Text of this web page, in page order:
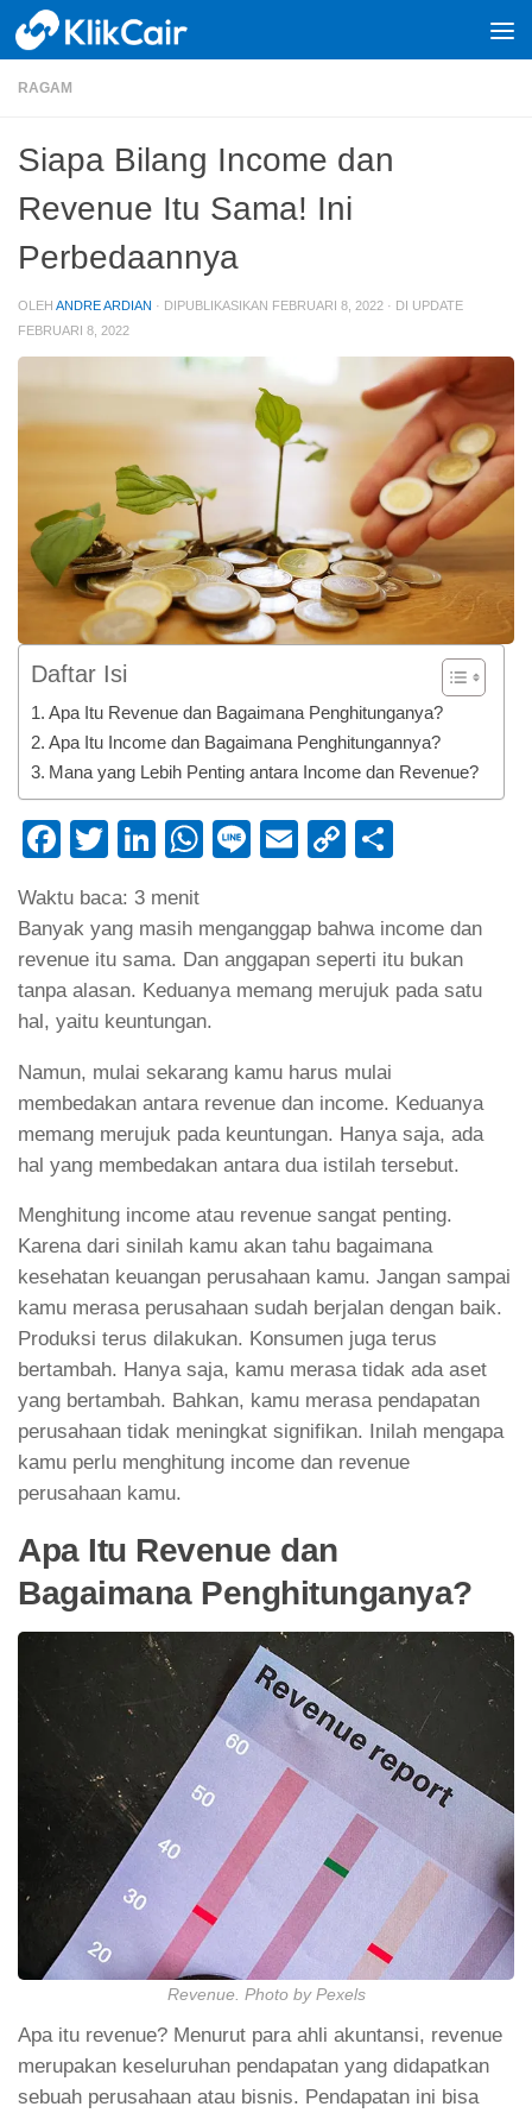
Skip to content
RAGAM
Siapa Bilang Income dan
Revenue Itu Sama! Ini
Perbedaannya
OLEH ANDRE ARDIAN · DIPUBLIKASIKAN FEBRUARI 8, 2022 · DI UPDATE
FEBRUARI 8, 2022
Daftar Isi
Apa Itu Revenue dan Bagaimana Penghitunganya?
Apa Itu Income dan Bagaimana Penghitungannya?
Mana yang Lebih Penting antara Income dan Revenue?
Facebook
TwitterLinkedIn
WhatsApp
LineEmailCopy
Waktu baca: 3 menit
Banyak yang masih menganggap bahwa income dan
revenue itu sama. Dan anggapan seperti itu bukan
tanpa alasan. Keduanya memang merujuk pada satu
hal, yaitu keuntungan.
Namun, mulai sekarang kamu harus mulai
membedakan antara revenue dan income. Keduanya
memang merujuk pada keuntungan. Hanya saja, ada
hal yang membedakan antara dua istilah tersebut.
Menghitung income atau revenue sangat penting.
Karena dari sinilah kamu akan tahu bagaimana
kesehatan keuangan perusahaan kamu. Jangan sampai
kamu merasa perusahaan sudah berjalan dengan baik.
Produksi terus dilakukan. Konsumen juga terus
bertambah. Hanya saja, kamu merasa tidak ada aset
yang bertambah. Bahkan, kamu merasa pendapatan
perusahaan tidak meningkat signifikan. Inilah mengapa
kamu perlu menghitung income dan revenue
perusahaan kamu.
Apa Itu Revenue dan
Bagaimana Penghitunganya?
Revenue. Photo by Pexels
Apa itu revenue? Menurut para ahli akuntansi, revenue
merupakan keseluruhan pendapatan yang didapatkan
sebuah perusahaan atau bisnis. Pendapatan ini bisa